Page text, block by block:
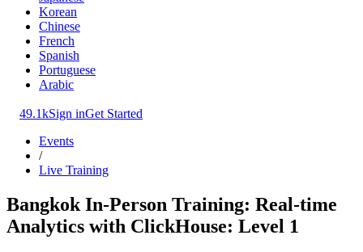
Korean
Chinese
French
Spanish
Portuguese
Arabic
49.1kSign inGet Started
Events
/
Live Training
Bangkok In-Person Training: Real-time
Analytics with ClickHouse: Level 1